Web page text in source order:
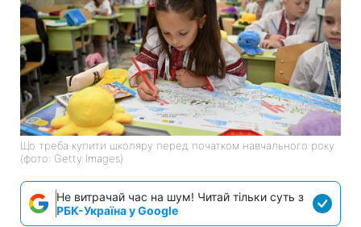
Що треба купити школяру перед початком навчального року
(фото: Getty Images)
Не витрачай час на шум! Читай тільки суть з
РБК-Україна у Google